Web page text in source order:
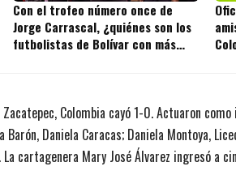
Con el trofeo número once de
Jorge Carrascal, ¿quiénes son los
futbolistas de Bolívar con más
Colombia cayó 1-0. Actuaron
Barón, Daniela Caracas; Daniela Montoya,
La cartagenera Mary José Álvarez ingresó a